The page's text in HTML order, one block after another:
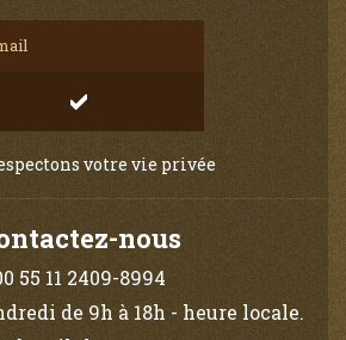
votre vie privée
nous
55 11 2409-8994
de 9h à 18h - heure locale.